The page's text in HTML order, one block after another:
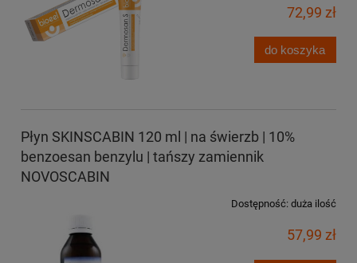
72,99 zł
do koszyka
Płyn SKINSCABIN 120 ml | na świerzb | 10%
benzoesan benzylu | tańszy zamiennik
NOVOSCABIN
Dostępność: duża ilość
57,99 zł